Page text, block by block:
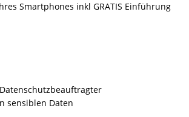
Smartphones inkl GRATIS Einführung
sensiblen Daten